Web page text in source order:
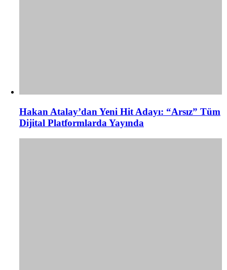
Hakan Atalay’dan Yeni Hit Adayı: “Arsız” Tüm
Dijital Platformlarda Yayında